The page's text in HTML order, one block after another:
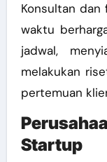
Konsultan
waktu
jadwal,
melakukan
pertemuan
Startup